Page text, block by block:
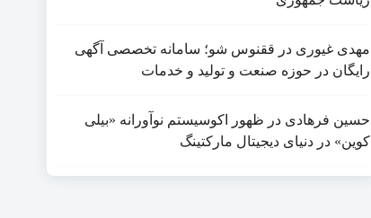
مهدی غیوری در ققنوس شو؛ سامانه تخصصی آگهی
رایگان در حوزه صنعت و تولید و خدمات
حسین فرهادی در ظهور اکوسیستم نوآورانه «بیلی
کوین» در دنیای دیجیتال مارکتینگ